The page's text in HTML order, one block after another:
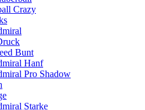
Crazy
Bunt
Hanf
Pro Shadow
Starke